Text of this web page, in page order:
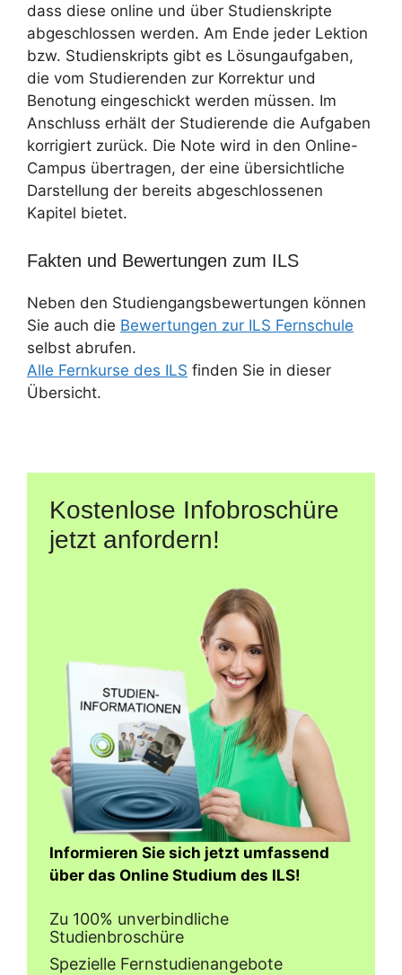
dass diese online und über Studienskripte
abgeschlossen werden. Am Ende jeder Lektion
bzw. Studienskripts gibt es Lösungaufgaben,
die vom Studierenden zur Korrektur und
Benotung eingeschickt werden müssen. Im
Anschluss erhält der Studierende die Aufgaben
korrigiert zurück. Die Note wird in den Online-
Campus übertragen, der eine übersichtliche
Darstellung der bereits abgeschlossenen
Kapitel bietet.
Fakten und Bewertungen zum ILS
Neben den Studiengangsbewertungen können
Sie auch die Bewertungen zur ILS Fernschule
selbst abrufen.
Alle Fernkurse des ILS finden Sie in dieser
Übersicht.
Kostenlose Infobroschüre
jetzt anfordern!
Informieren Sie sich jetzt umfassend
über das Online Studium des ILS!
Zu 100% unverbindliche
Studienbroschüre
Spezielle Fernstudienangebote